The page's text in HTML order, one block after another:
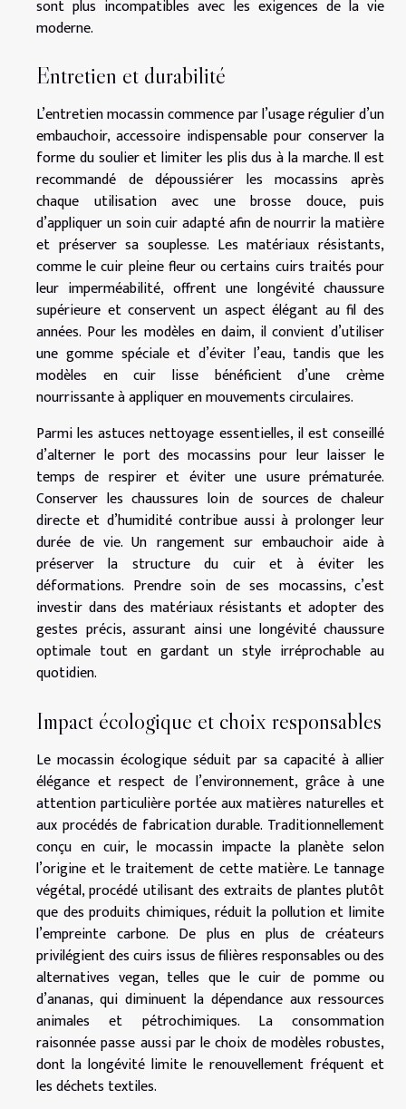
sont plus incompatibles avec les exigences de la vie
moderne.
Entretien et durabilité
L’entretien mocassin commence par l’usage régulier d’un
embauchoir, accessoire indispensable pour conserver la
forme du soulier et limiter les plis dus à la marche. Il est
recommandé de dépoussiérer les mocassins après
chaque utilisation avec une brosse douce, puis
d’appliquer un soin cuir adapté afin de nourrir la matière
et préserver sa souplesse. Les matériaux résistants,
comme le cuir pleine fleur ou certains cuirs traités pour
leur imperméabilité, offrent une longévité chaussure
supérieure et conservent un aspect élégant au fil des
années. Pour les modèles en daim, il convient d’utiliser
une gomme spéciale et d’éviter l’eau, tandis que les
modèles en cuir lisse bénéficient d’une crème
nourrissante à appliquer en mouvements circulaires.
Parmi les astuces nettoyage essentielles, il est conseillé
d’alterner le port des mocassins pour leur laisser le
temps de respirer et éviter une usure prématurée.
Conserver les chaussures loin de sources de chaleur
directe et d’humidité contribue aussi à prolonger leur
durée de vie. Un rangement sur embauchoir aide à
préserver la structure du cuir et à éviter les
déformations. Prendre soin de ses mocassins, c’est
investir dans des matériaux résistants et adopter des
gestes précis, assurant ainsi une longévité chaussure
optimale tout en gardant un style irréprochable au
quotidien.
Impact écologique et choix responsables
Le mocassin écologique séduit par sa capacité à allier
élégance et respect de l’environnement, grâce à une
attention particulière portée aux matières naturelles et
aux procédés de fabrication durable. Traditionnellement
conçu en cuir, le mocassin impacte la planète selon
l’origine et le traitement de cette matière. Le tannage
végétal, procédé utilisant des extraits de plantes plutôt
que des produits chimiques, réduit la pollution et limite
l’empreinte carbone. De plus en plus de créateurs
privilégient des cuirs issus de filières responsables ou des
alternatives vegan, telles que le cuir de pomme ou
d’ananas, qui diminuent la dépendance aux ressources
animales et pétrochimiques. La consommation
raisonnée passe aussi par le choix de modèles robustes,
dont la longévité limite le renouvellement fréquent et
les déchets textiles.